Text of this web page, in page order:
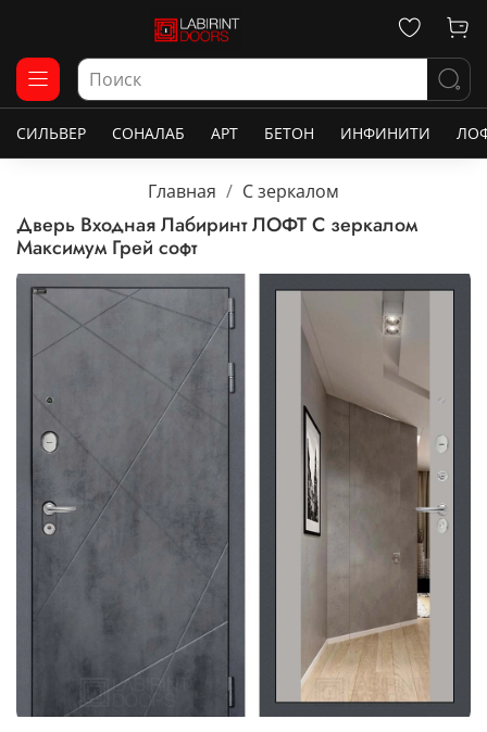
СИЛЬВЕР СОНАЛАБ АРТ БЕТОН ИНФИНИТИ
Главная С зеркалом
Дверь Входная Лабиринт ЛОФТ С зеркалом
Максимум Грей софт